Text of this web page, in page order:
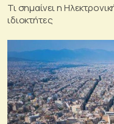
Τι σημαίνει η
ιδιοκτήτες